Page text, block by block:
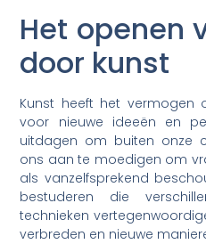
Het openen
door kunst
Kunst heeft het
voor nieuwe ideeën en
uitdagen om buiten onze
ons aan te moedigen om
als vanzelfsprekend
bestuderen die
technieken
verbreden en nieuwe